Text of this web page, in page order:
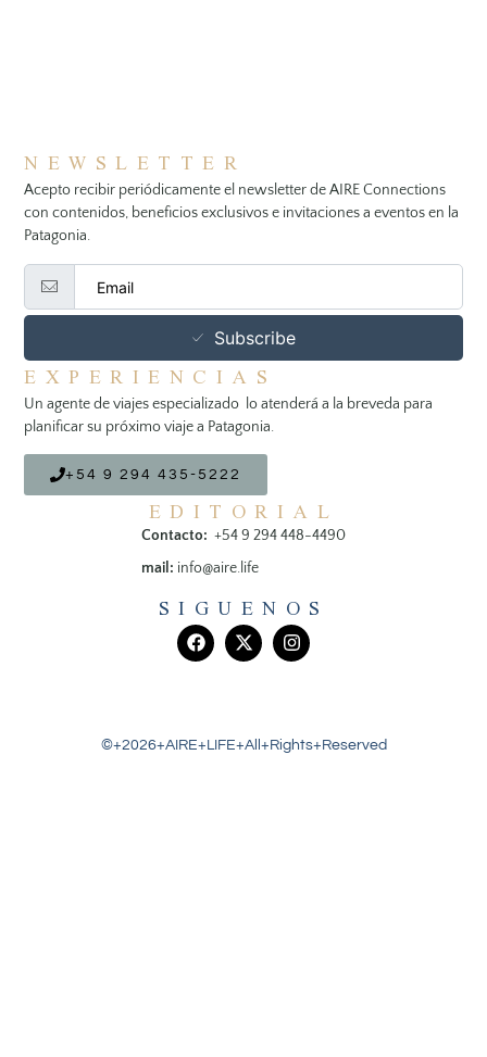
NEWSLETTER
Acepto recibir periódicamente el newsletter de AIRE Connections
con contenidos, beneficios exclusivos e invitaciones a eventos en la
Patagonia.
Subscribe
EXPERIENCIAS
Un agente de viajes especializado lo atenderá a la breveda para
planificar su próximo viaje a Patagonia.
+54 9 294 435-5222
EDITORIAL
Contacto: +54 9 294 448-4490
mail: info@aire.life
SIGUENOS
©+2026+AIRE+LIFE+All+Rights+Reserved